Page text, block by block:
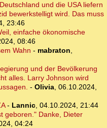
und die USA liefern
bewerkstelligt wird. Das muss
23:46
einfache ökonomische
08:46
Wahn - mabraton,
und der Bevölkerung
alles. Larry Johnson wird
- Olivia, 06.10.2024,
- Lannic, 04.10.2024, 21:44
geboren." Danke, Dieter
04:24